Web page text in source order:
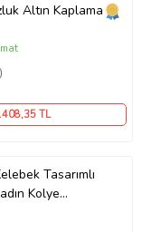
Altın Kaplama
,35 TL
Tasarımlı
Kolye